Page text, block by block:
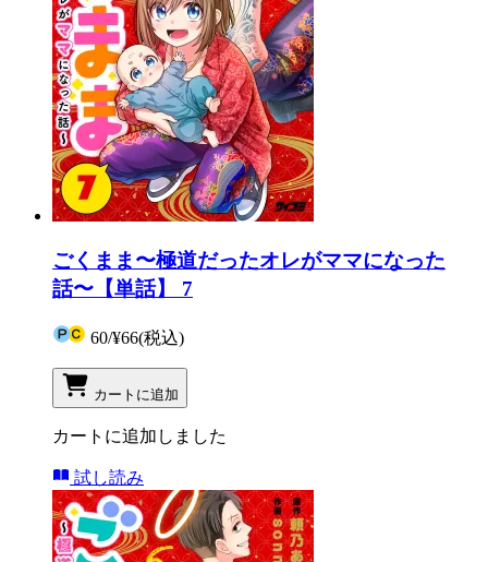
ごくまま〜極道だったオレがママになった
話〜【単話】 7
60/¥66(税込)
カートに追加
カートに追加しました
試し読み